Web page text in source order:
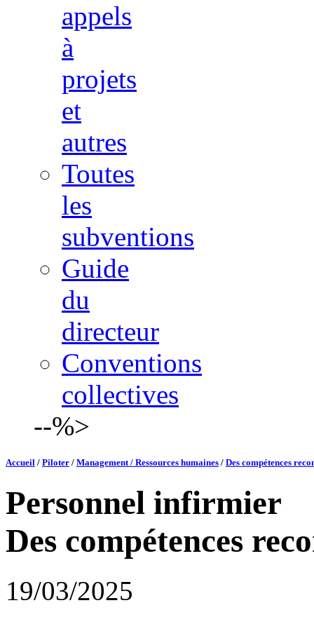
appels
à
projets
et
autres
Toutes
les
subventions
Guide
du
directeur
Conventions
collectives
--%>
Accueil / Piloter / Management / Ressources humaines / Des compétences
Personnel infirmier
Des compétences
19/03/2025